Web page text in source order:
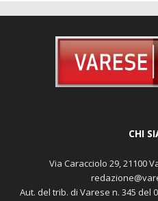
CHI
Via Caracciolo 29, 21100
Aut. del trib. di Varese n. 345 del